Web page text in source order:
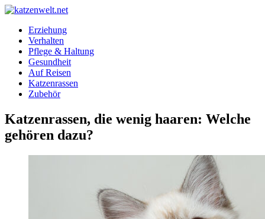
Erziehung
Verhalten
Pflege & Haltung
Gesundheit
Auf Reisen
Katzenrassen
Zubehör
Katzenrassen, die wenig haaren: Welche
gehören dazu?